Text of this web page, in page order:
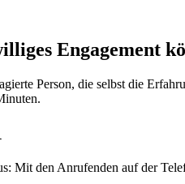
Engagement
Person, die selbst die
Mit den Anrufenden auf der